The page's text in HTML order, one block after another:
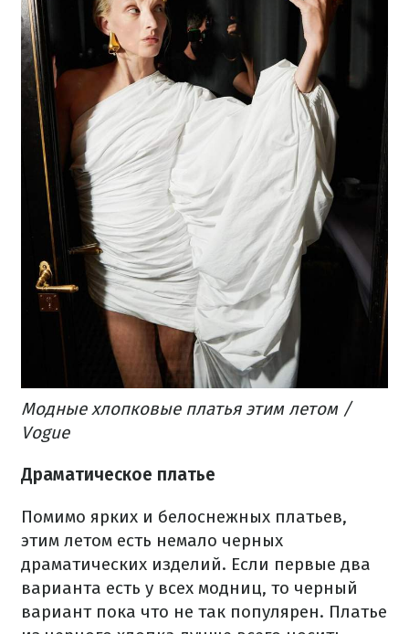
Модные хлопковые платья этим летом /
Vogue
Драматическое платье
Помимо ярких и белоснежных платьев,
этим летом есть немало черных
драматических изделий. Если первые два
варианта есть у всех модниц, то черный
вариант пока что не так популярен. Платье